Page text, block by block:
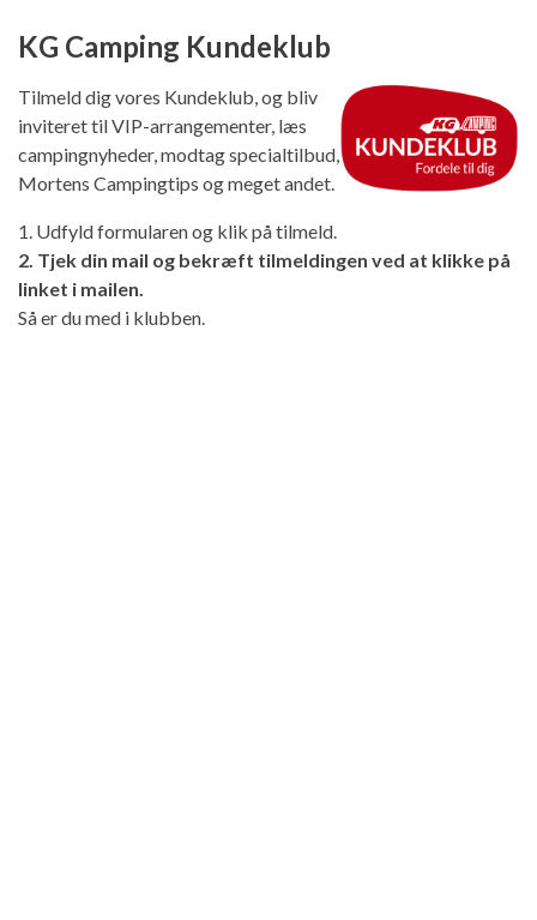
KG Camping Kundeklub
Tilmeld dig vores Kundeklub, og bliv
inviteret til VIP-arrangementer, læs
campingnyheder, modtag specialtilbud,
Mortens Campingtips og meget andet.
1. Udfyld formularen og klik på tilmeld.
2. Tjek din mail og bekræft tilmeldingen ved at klikke på
linket i mailen.
Så er du med i klubben.